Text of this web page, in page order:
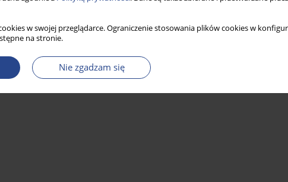
w swojej przeglądarce. Ograniczenie stosowania plików cookies w
na stronie.
Nie zgadzam się